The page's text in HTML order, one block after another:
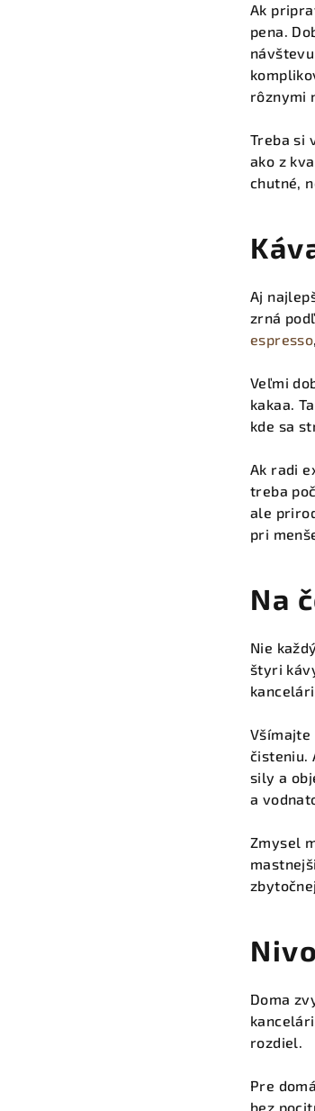
Ak
pena.
rôznymi
Treba si
ako z
chutné,
Aj
zrná
espresso
Veľmi
kakaa.
kde sa
Ak radi
treba
ale
pri
Na
Nie
štyri
Všímajte
čisteniu.
sily a
a
Zmysel
Doma
rozdiel.
Pre
bez